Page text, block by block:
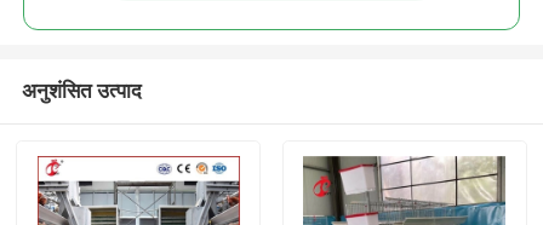
अनुशंसित उत्पाद